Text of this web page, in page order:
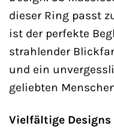
dieser Ring passt
ist der perfekte
strahlender
und ein
geliebten
Vielfältige